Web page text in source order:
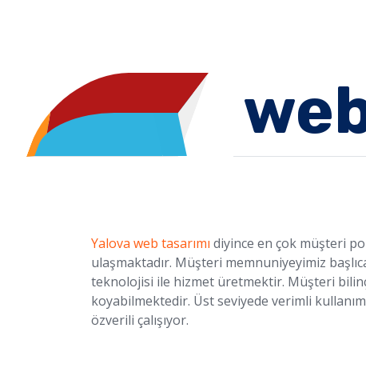
Yalova web tasarımı diyince en çok müşteri
ulaşmaktadır. Müşteri memnuniyeyimiz
teknolojisi ile hizmet üretmektir. Müşteri
koyabilmektedir. Üst seviyede verimli
özverili çalışıyor.